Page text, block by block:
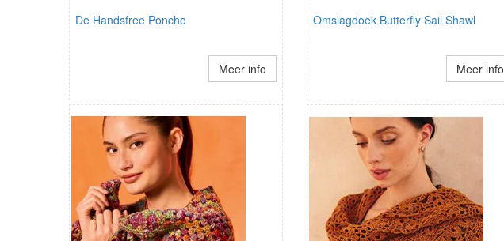
De Handsfree Poncho
Meer info
Omslagdoek Butterfly Sail Shawl
Meer info